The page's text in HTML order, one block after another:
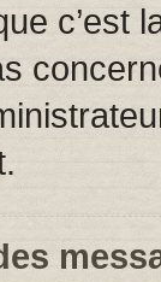
c’est